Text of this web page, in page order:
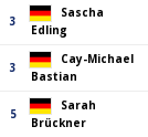
3
Sascha
Edling
3
Cay-Michael
Bastian
5
Sarah
Brückner